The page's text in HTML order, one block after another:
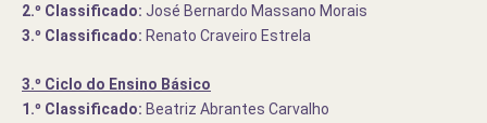
2.º Classificado: José Bernardo Massano Morais
3.º Classificado: Renato Craveiro Estrela
3.º Ciclo do Ensino Básico
1.º Classificado: Beatriz Abrantes Carvalho